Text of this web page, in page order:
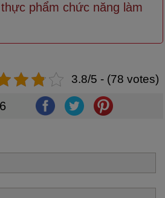
phẩm chức năng làm
3.8/5 - (78 votes)